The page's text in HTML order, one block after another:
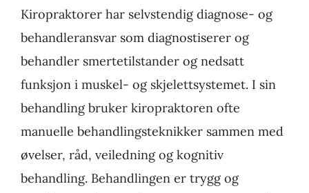
Kiropraktorer har selvstendig diagnose- og
behandleransvar som diagnostiserer og
behandler smertetilstander og nedsatt
funksjon i muskel- og skjelettsystemet. I sin
behandling bruker kiropraktoren ofte
manuelle behandlingsteknikker sammen med
øvelser, råd, veiledning og kognitiv
behandling. Behandlingen er trygg og